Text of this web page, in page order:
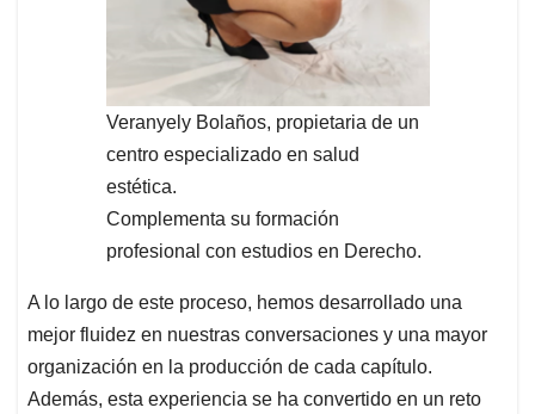
Veranyely Bolaños, propietaria de un
centro especializado en salud
estética.
Complementa su formación
profesional con estudios en Derecho.
A lo largo de este proceso, hemos desarrollado una
mejor fluidez en nuestras conversaciones y una mayor
organización en la producción de cada capítulo.
Además, esta experiencia se ha convertido en un reto